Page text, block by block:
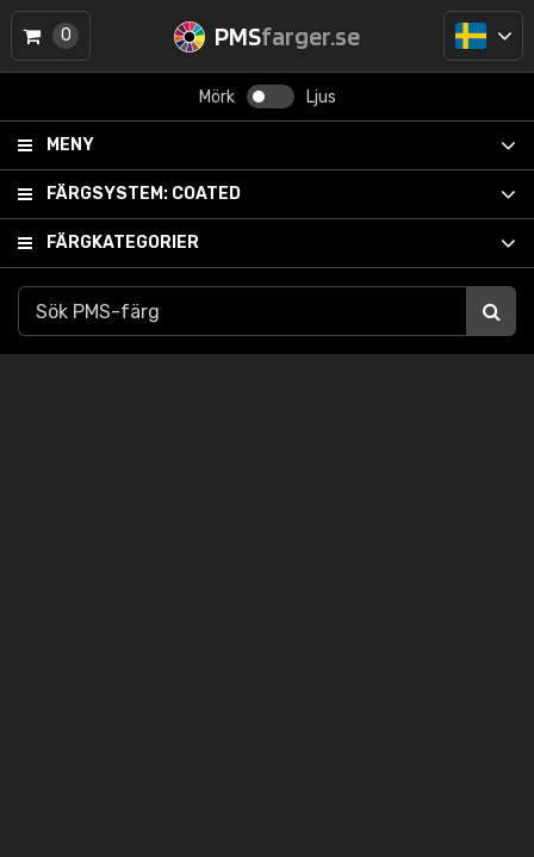
PMSfarger.se
Mörk Ljus
MENY
FÄRGSYSTEM: COATED
FÄRGKATEGORIER
0